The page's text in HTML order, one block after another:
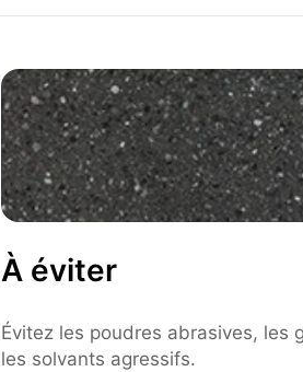
À éviter
Évitez les poudres abrasives, les
les solvants agressifs.